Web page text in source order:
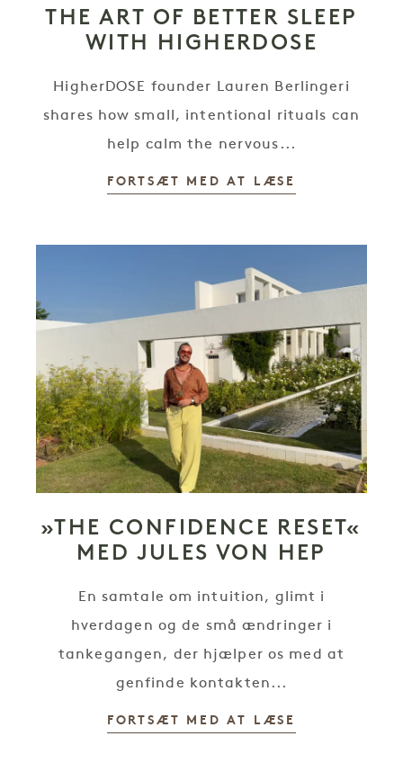
THE ART OF BETTER SLEEP
WITH HIGHERDOSE
HigherDOSE founder Lauren Berlingeri
shares how small, intentional rituals can
help calm the nervous...
FORTSÆT MED AT LÆSE
»THE CONFIDENCE RESET«
MED JULES VON HEP
En samtale om intuition, glimt i
hverdagen og de små ændringer i
tankegangen, der hjælper os med at
genfinde kontakten...
FORTSÆT MED AT LÆSE